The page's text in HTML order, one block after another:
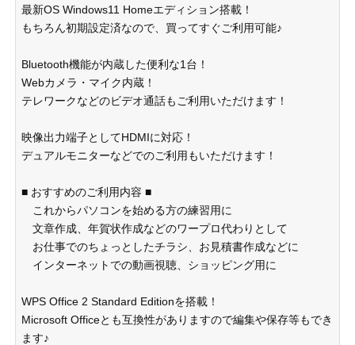
最新OS Windows11 Homeエディション搭載！
もちろん初期設定済なので、買ってすぐご利用可能♪
Bluetooth機能が内蔵した便利な1台！
Webカメラ・マイク内蔵！
テレワークなどのビデオ通話もご利用いただけます！
映像出力端子としてHDMIに対応！
デュアルモニターなどでのご利用もいただけます！
■ おすすめのご利用内容 ■
これからパソコンを始める方の練習用に
文章作成、年賀状作成などのワープロ代わりとして
お仕事でのちょっとしたチラシ、お見積書作成などに
インターネットでの動画視聴、ショッピング用に
WPS Office 2 Standard Editionを搭載！
Microsoft Officeとも互換性がありますので編集や保存等もでき
ます♪